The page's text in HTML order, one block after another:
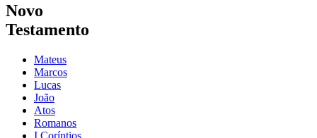
Novo
Testamento
Mateus
Marcos
Lucas
João
Atos
Romanos
I Coríntios